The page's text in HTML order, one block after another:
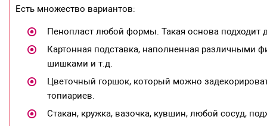
Есть множество вариантов:
Пенопласт любой формы. Такая основа подходит
Картонная подставка, наполненная
шишками и т.д.
Цветочный горшок, который можно
топиариев.
Стакан, кружка, вазочка, кувшин, любой сосуд,